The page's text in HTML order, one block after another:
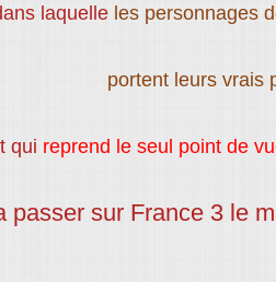
laquelle les personnages
portent leurs vrais
qui reprend le seul point de
passer sur France 3 le